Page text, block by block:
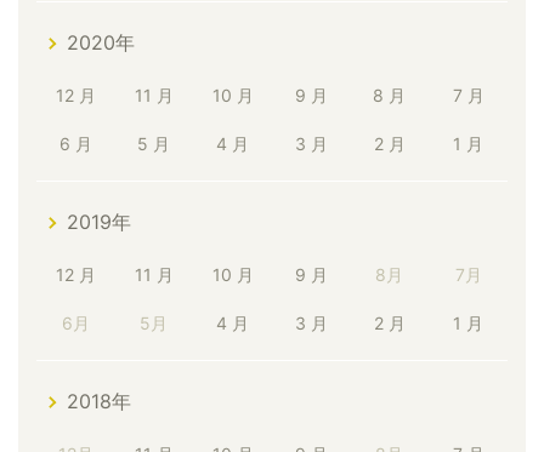
2020年
12 月 11 月 10 月 9 月 8 月 7 月
6 月 5 月 4 月 3 月 2 月 1 月
2019年
12 月 11 月 10 月 9 月 8月 7月
6月 5月 4 月 3 月 2 月 1 月
2018年